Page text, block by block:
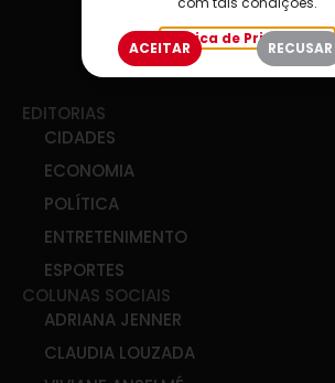
EDITORIAS
CIDADES
ECONOMIA
POLÍTICA
ENTRETENIMENTO
ESPORTES
COLUNAS SOCIAIS
ADRIANA JENNER
CLAUDIA LOUZADA
Política de Privacidade
ACEITAR RECUSAR